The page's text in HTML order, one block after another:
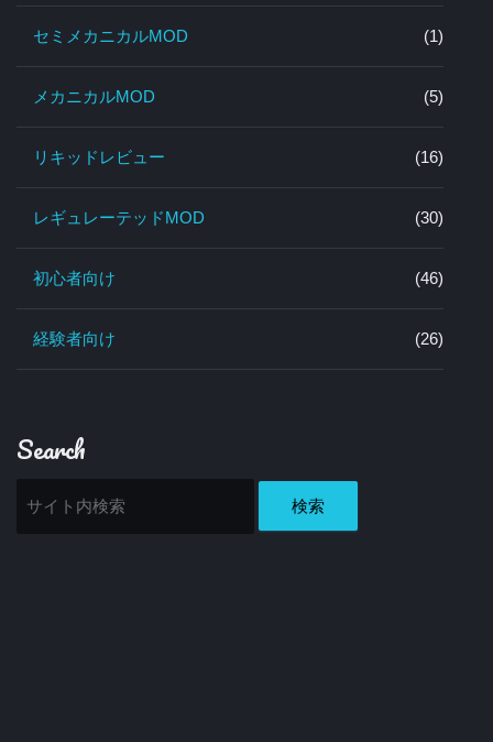
セミメカニカルMOD (1)
メカニカルMOD (5)
リキッドレビュー (16)
レギュレーテッドMOD (30)
初心者向け (46)
経験者向け (26)
Search